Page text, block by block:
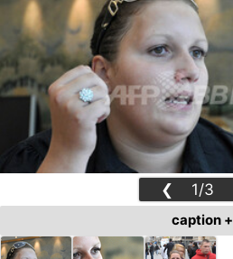
❮ 1/3
caption +